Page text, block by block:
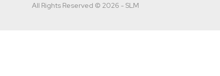
All Rights Reserved © 2026 - SLM